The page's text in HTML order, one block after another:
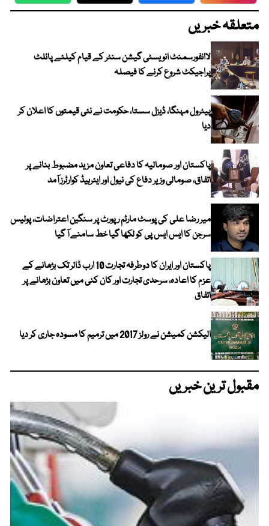
متعلقہ خبریں
لاانفورسمنٹ انویسٹی گیشن سنٹر کے قیام کیلئے پائلٹ
پراجیکٹ شروع کرنے کا فیصلہ
پیٹرول مہنگا، ڈیزل سستا، حکومت نے نئی قیمتوں کا اعلان کر
دیا
پاکستان اور صومالیہ کا دفاعی تعاون مزید مضبوط بنانے پر
اتفاق، صومالی وزیر دفاع کی نیول اور ایئرہیڈ کوارٹرز آمد
میر رضا علی کی پوسٹ مارٹم رپورٹ پر سنگین اعتراضات، پولیس
سرجن کا ایس ایس پی کو لکھا گیا خط سامنے آ گیا
پاکستان اور ایران کا دوطرفہ تجارت 10 ارب ڈالر تک بڑھانے کے
عزم کا اعادہ، سرحدی تجارت اور کان کنی میں تعاون بڑھانے پر
اتفاق
الیکشن کمیشن نے رولز 2017 میں ترمیم کا مسودہ جاری کر دیا
مقبول ترین خبریں